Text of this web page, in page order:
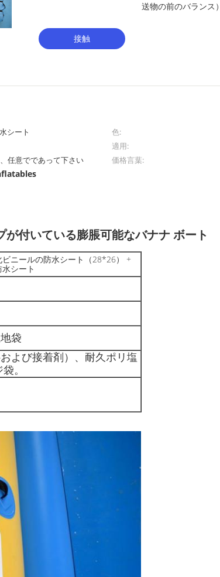
送物の前のバランス）
接触
シート 色:
適用:
任意でであって下さい 価格言葉:
付いている膨脹可能なバナナ ボート
ビニールの防水シート（28*26） +
シート
袋
よび接着剤）、耐久ポリ塩
。